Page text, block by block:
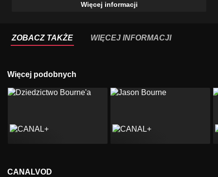
Więcej informacji
ZOBACZ TAKŻE WIĘCEJ INFORMACJI
Więcej podobnych
CANALVOD